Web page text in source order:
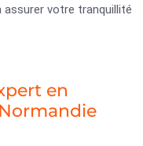
assurer votre tranquillité
en